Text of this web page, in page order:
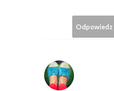
Odpowiedz